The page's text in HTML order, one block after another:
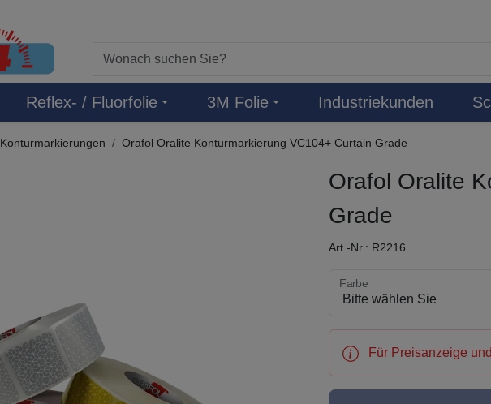
Reflex- / Fluorfolie 3M Folie Industriekunden
Konturmarkierungen Orafol Oralite Konturmarkierung VC104+ Curtain Grade
Orafol Oralite
Grade
Art.-Nr.: R2216
Farbe wählen
Farbe
Für Preisanzeige